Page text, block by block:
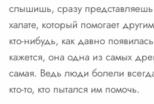
слышишь, сразу
халате, который помогает
кто-нибудь, как давно
кажется, она одна из самых
самая. Ведь люди болели
кто-то, кто пытался им помочь.